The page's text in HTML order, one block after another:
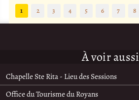
1
2 3 4 5 6 7 8
À voir aussi
Chapelle Ste Rita - Lieu des Sessions
Office du Tourisme du Royans